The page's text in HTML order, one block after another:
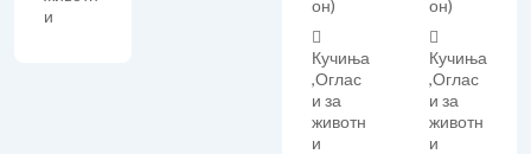
и
он)
Кучиња
,Оглас
и за
животн
и
он)
Кучиња
,Оглас
и за
животн
и